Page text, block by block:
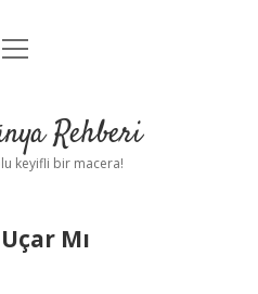
Uyarı
menüyü
Rehberi
keyifli bir macera!
Mı